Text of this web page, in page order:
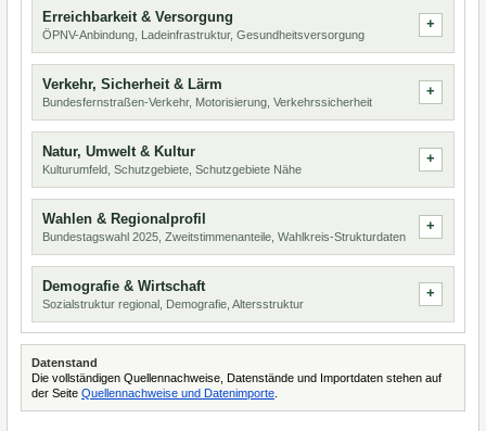
Erreichbarkeit & Versorgung
ÖPNV-Anbindung, Ladeinfrastruktur, Gesundheitsversorgung
Verkehr, Sicherheit & Lärm
Bundesfernstraßen-Verkehr, Motorisierung, Verkehrssicherheit
Natur, Umwelt & Kultur
Kulturumfeld, Schutzgebiete, Schutzgebiete Nähe
Wahlen & Regionalprofil
Bundestagswahl 2025, Zweitstimmenanteile, Wahlkreis-Strukturdaten
Demografie & Wirtschaft
Sozialstruktur regional, Demografie, Altersstruktur
Datenstand
Die vollständigen Quellennachweise, Datenstände und Importdaten stehen auf
der Seite Quellennachweise und Datenimporte